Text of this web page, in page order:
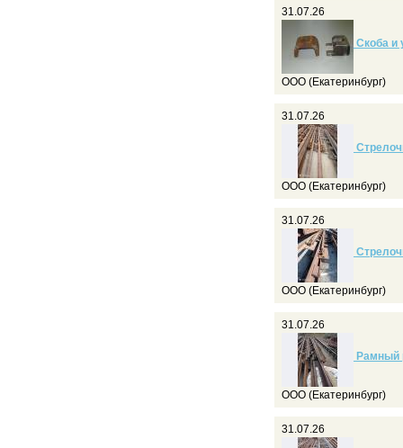
31.07.26
Скоба и
ООО (Екатеринбург)
31.07.26
ООО (Екатеринбург)
31.07.26
ООО (Екатеринбург)
31.07.26
Рамный
ООО (Екатеринбург)
31.07.26